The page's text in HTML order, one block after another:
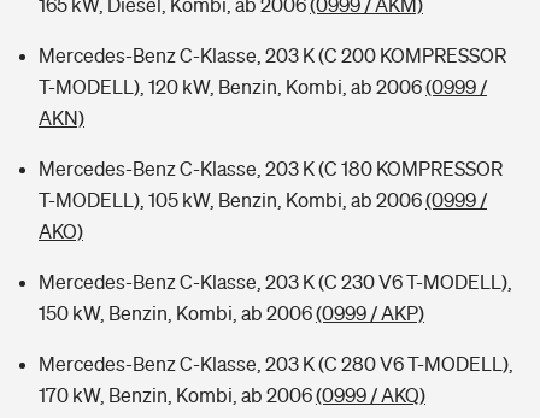
165 kW, Diesel, Kombi, ab 2006(0999 / AKM)
Mercedes-Benz C-Klasse, 203 K (C 200 KOMPRESSOR
T-MODELL), 120 kW, Benzin, Kombi, ab 2006(0999 /
AKN)
Mercedes-Benz C-Klasse, 203 K (C 180 KOMPRESSOR
T-MODELL), 105 kW, Benzin, Kombi, ab 2006(0999 /
AKO)
Mercedes-Benz C-Klasse, 203 K (C 230 V6 T-MODELL),
150 kW, Benzin, Kombi, ab 2006(0999 / AKP)
Mercedes-Benz C-Klasse, 203 K (C 280 V6 T-MODELL),
170 kW, Benzin, Kombi, ab 2006(0999 / AKQ)